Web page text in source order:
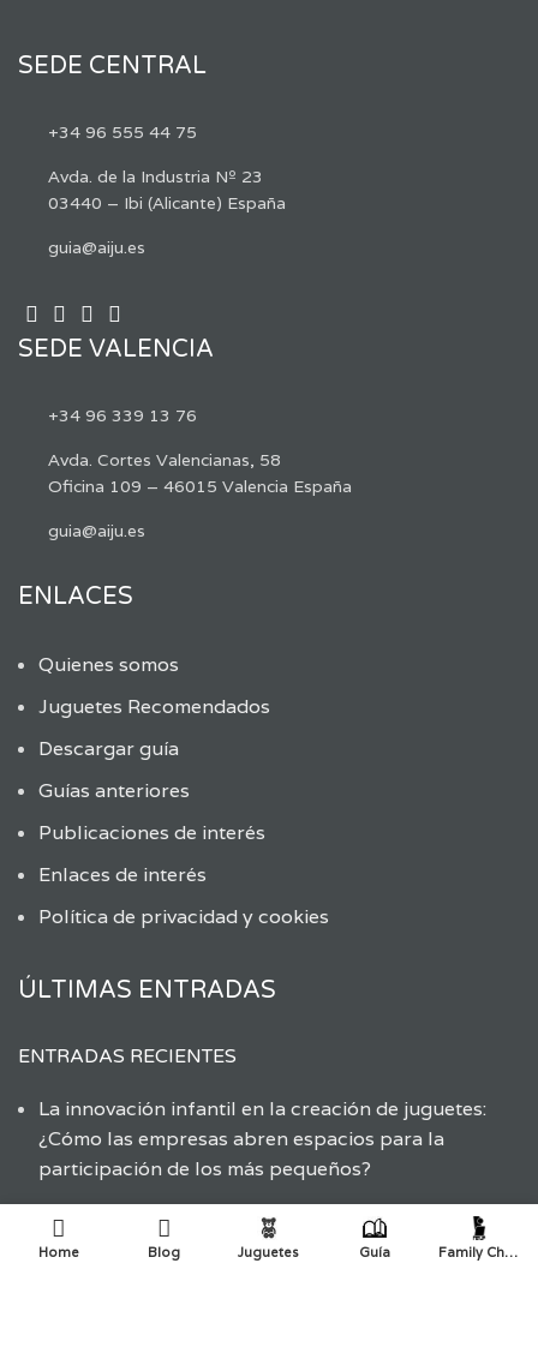
SEDE CENTRAL
+34 96 555 44 75
Avda. de la Industria Nº 23
03440 – Ibi (Alicante) España
guia@aiju.es
SEDE VALENCIA
+34 96 339 13 76
Avda. Cortes Valencianas, 58
Oficina 109 – 46015 Valencia España
guia@aiju.es
ENLACES
Quienes somos
Juguetes Recomendados
Descargar guía
Guías anteriores
Publicaciones de interés
Enlaces de interés
Política de privacidad y cookies
ÚLTIMAS ENTRADAS
ENTRADAS RECIENTES
La innovación infantil en la creación de juguetes:
¿Cómo las empresas abren espacios para la
participación de los más pequeños?
Aprender a reciclar: Guía didáctica y material
educativo
Home Blog Juguetes Guía Family Choice